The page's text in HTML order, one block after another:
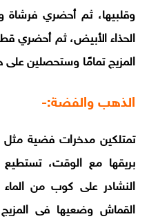
وقلبيها، ثم أحضري فرشاة
الحذاء الأبيض، ثم أحضري
المزيج تمامًا وستحصلين على
الذهب والفضة:-
تمتلكين مدخرات فضية مثل
بريقها مع الوقت،
النشادر على كوب من
القماش وضعيها فى